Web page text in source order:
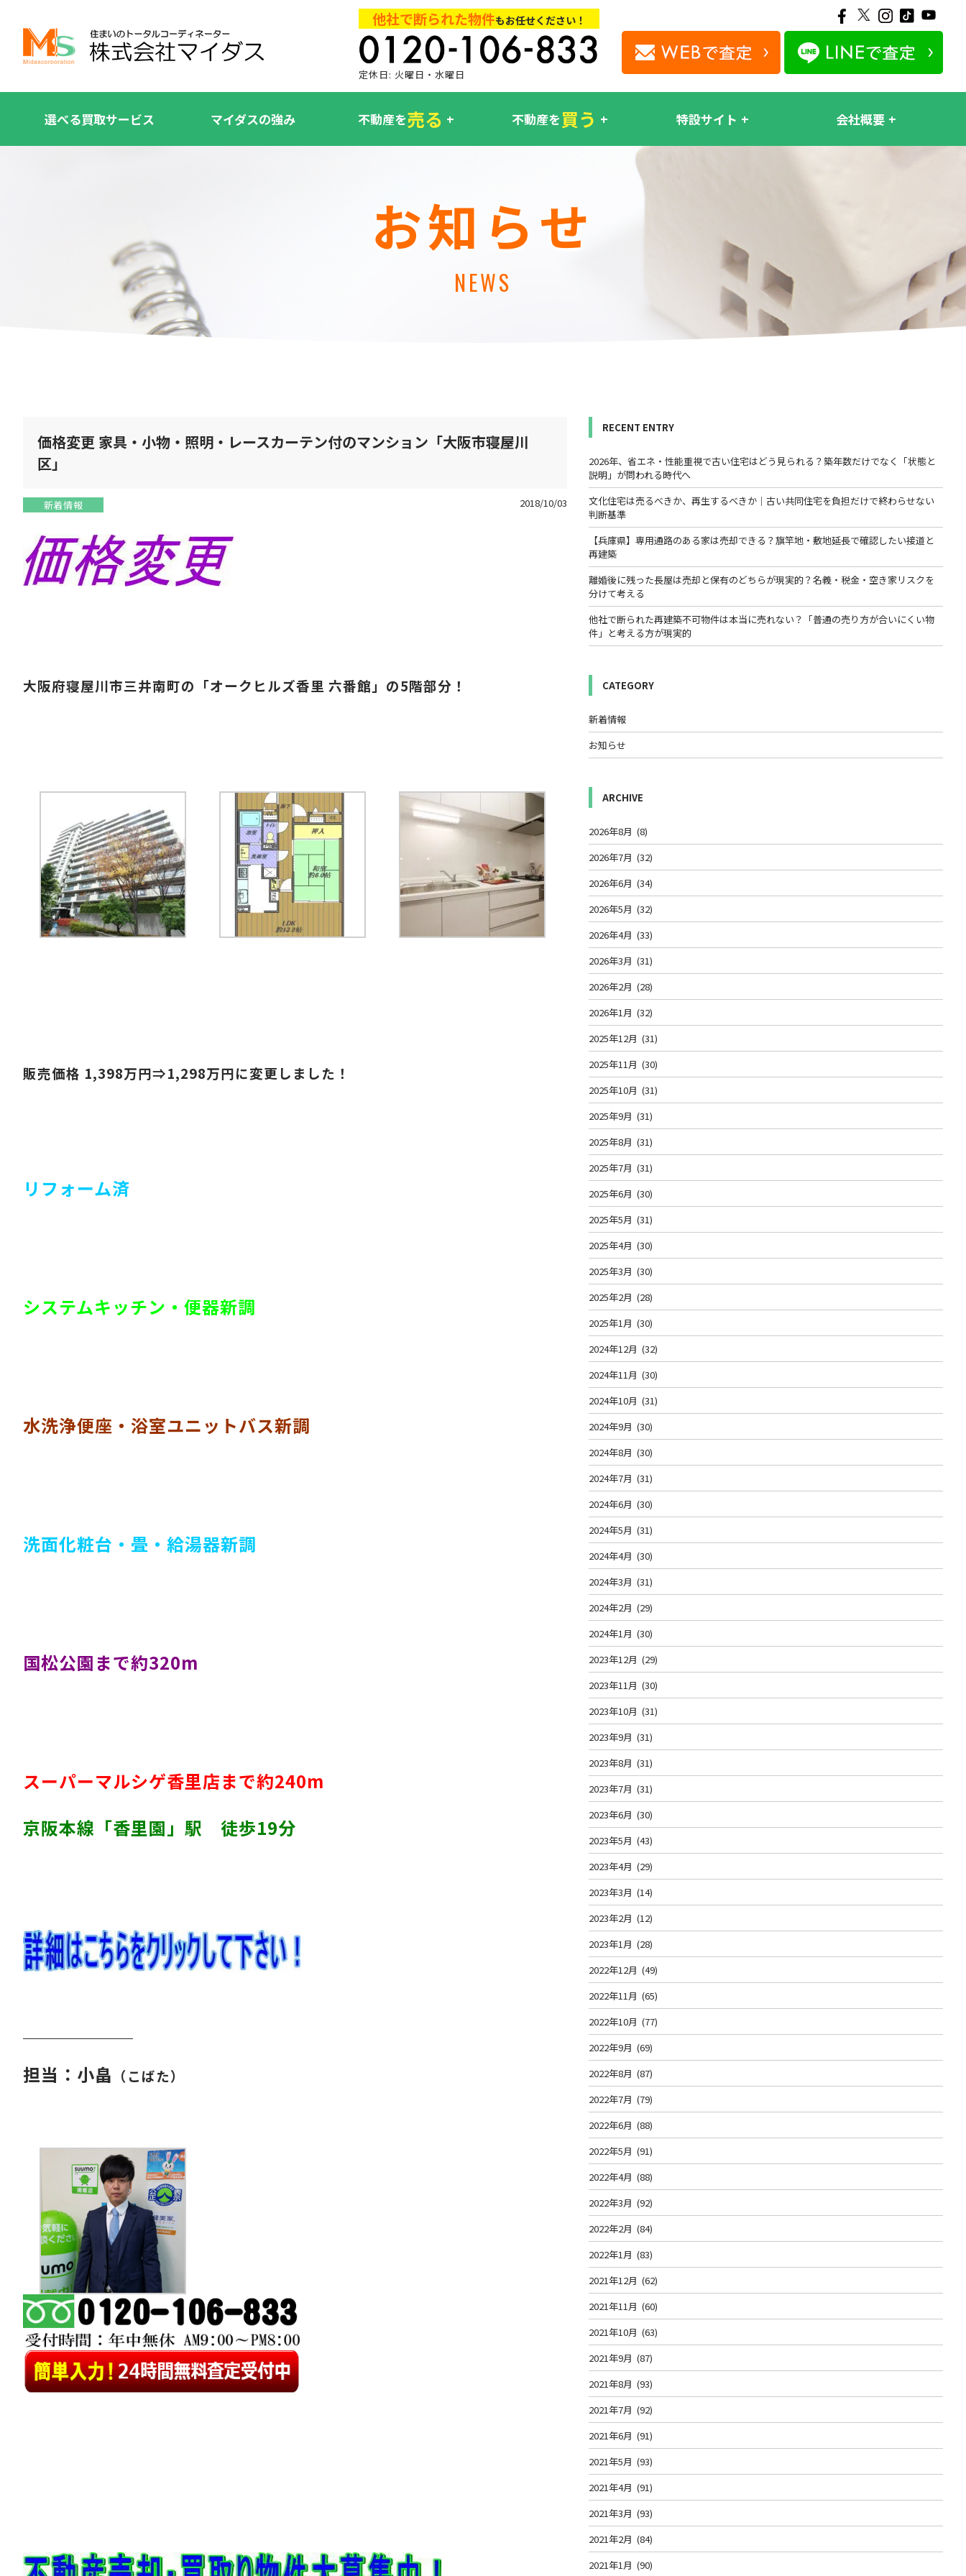
他社で断られた物件もお任せください！
定休日: 火曜日・水曜日
選べる買取サービス マイダスの強み 不動産を売る 不動産を買う 特設サイト 会社概要
お知らせ
NEWS
価格変更 家具・小物・照明・レースカーテン付のマンション「大阪市寝屋川
区」
新着情報 2018/10/03
大阪府寝屋川市三井南町の「オークヒルズ香里 六番館」の5階部分！
販売価格 1,398万円⇒1,298万円に変更しました！
リフォーム済
システムキッチン・便器新調
水洗浄便座・浴室ユニットバス新調
洗面化粧台・畳・給湯器新調
国松公園まで約320m
スーパーマルシゲ香里店まで約240m
京阪本線「香里園」駅 徒歩19分
担当：小畠 （こばた）
RECENT ENTRY
2026年、省エネ・性能重視で古い住宅はどう見られる？築年数だけでなく「状態と
説明」が問われる時代へ
文化住宅は売るべきか、再生するべきか｜古い共同住宅を負担だけで終わらせない
判断基準
【兵庫県】専用通路のある家は売却できる？旗竿地・敷地延長で確認したい接道と
再建築
離婚後に残った長屋は売却と保有のどちらが現実的？名義・税金・空き家リスクを
分けて考える
他社で断られた再建築不可物件は本当に売れない？「普通の売り方が合いにくい物
件」と考える方が現実的
CATEGORY
新着情報
お知らせ
ARCHIVE
2026年8月 (8)
2026年7月 (32)
2026年6月 (34)
2026年5月 (32)
2026年4月 (33)
2026年3月 (31)
2026年2月 (28)
2026年1月 (32)
2025年12月 (31)
2025年11月 (30)
2025年10月 (31)
2025年9月 (31)
2025年8月 (31)
2025年7月 (31)
2025年6月 (30)
2025年5月 (31)
2025年4月 (30)
2025年3月 (30)
2025年2月 (28)
2025年1月 (30)
2024年12月 (32)
2024年11月 (30)
2024年10月 (31)
2024年9月 (30)
2024年8月 (30)
2024年7月 (31)
2024年6月 (30)
2024年5月 (31)
2024年4月 (30)
2024年3月 (31)
2024年2月 (29)
2024年1月 (30)
2023年12月 (29)
2023年11月 (30)
2023年10月 (31)
2023年9月 (31)
2023年8月 (31)
2023年7月 (31)
2023年6月 (30)
2023年5月 (43)
2023年4月 (29)
2023年3月 (14)
2023年2月 (12)
2023年1月 (28)
2022年12月 (49)
2022年11月 (65)
2022年10月 (77)
2022年9月 (69)
2022年8月 (87)
2022年7月 (79)
2022年6月 (88)
2022年5月 (91)
2022年4月 (88)
2022年3月 (92)
2022年2月 (84)
2022年1月 (83)
2021年12月 (62)
2021年11月 (60)
2021年10月 (63)
2021年9月 (87)
2021年8月 (93)
2021年7月 (92)
2021年6月 (91)
2021年5月 (93)
2021年4月 (91)
2021年3月 (93)
2021年2月 (84)
2021年1月 (90)